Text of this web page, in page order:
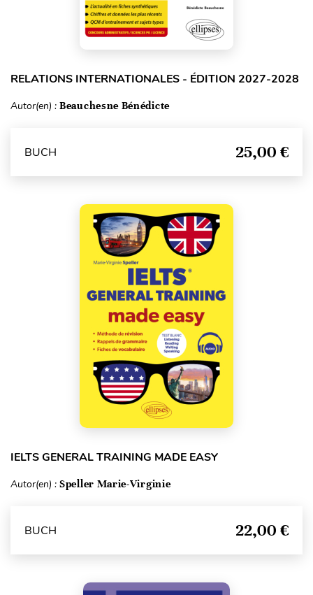
RELATIONS INTERNATIONALES - ÉDITION 2027-2028
Autor(en) : Beauchesne Bénédicte
BUCH 25,00 €
IELTS GENERAL TRAINING MADE EASY
Autor(en) : Speller Marie-Virginie
BUCH 22,00 €